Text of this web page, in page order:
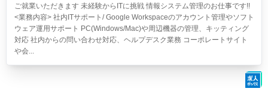
ご就業いただきます 未経験からITに挑戦 情報システム管理のお仕事です!!
<業務内容> 社内ITサポート/ Google Workspaceのアカウント管理やソフト
ウェア運用サポート PC(Windows/Mac)や周辺機器の管理、キッティング
対応 社内からの問い合わせ対応、ヘルプデスク業務 コーポレートサイト
や会...